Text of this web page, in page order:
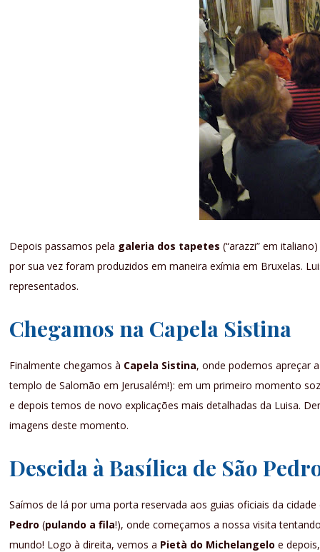
Depois passamos pela galeria dos tapetes(“arazzi” em
por sua vez foram produzidos em maneira exímia em Bruxelas.
representados.
Chegamos na Capela Sistina
Finalmente chegamos à Capela Sistina, onde podemos apreçar
templo de Salomão em Jerusalém!): em um primeiro momento
e depois temos de novo explicações mais detalhadas da Luisa.
imagens deste momento.
Descida à Basílica de São
Saímos de lá por uma porta reservada aos guias oficiais da
Pedro (pulando a fila!), onde começamos a nossa visita
mundo! Logo à direita, vemos a Pietà do Michelangeloe